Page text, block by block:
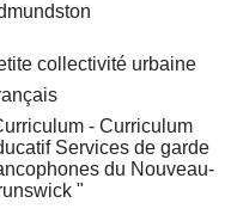
collectivité urbaine
- Curriculum
Services de garde
du Nouveau-
"